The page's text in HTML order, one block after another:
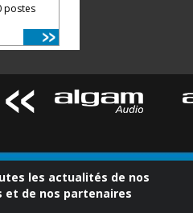
postes
les actualités de nos
et de nos partenaires